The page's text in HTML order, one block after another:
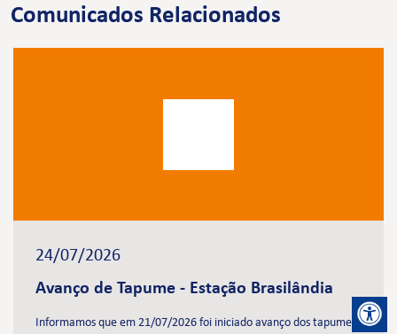
Comunicados Relacionados
24/07/2026
Avanço de Tapume - Estação Brasilândia
Informamos que em 21/07/2026 foi iniciado avanço dos tapumes